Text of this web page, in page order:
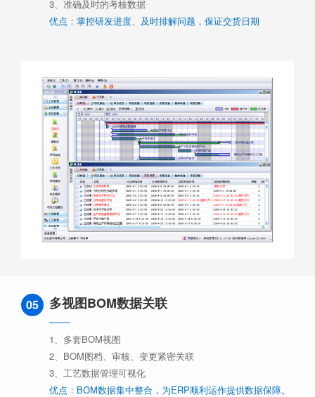
3、准确及时的考核数据
优点：掌控研发进度、及时排解问题，保证交货日期
05 多视图BOM数据关联
1、多套BOM视图
2、BOM图档、审核、变更紧密关联
3、工艺数据管理可视化
优点：BOM数据集中整合，为ERP顺利运作提供数据保障。